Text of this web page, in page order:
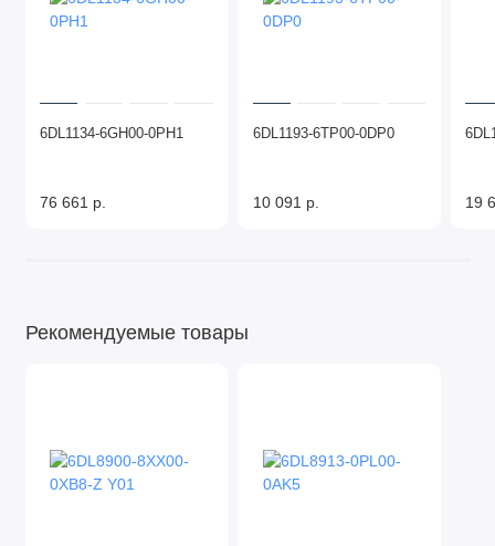
6DL1134-6GH00-0PH1
76 661 р.
6DL1193-6TP00-0DP0
10 091 р. 19
Рекомендуемые товары